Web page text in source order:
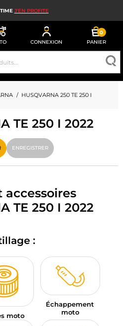
J'EN PROFITE
CONNEXION
0
PANIER
MOTO HOMME
MOTO FEMME
ET TRIAL
ET OUTILLAGE
MOTO
ET PROMO
HUSQVARNA 250 TE 250 I
TE 250 I 2022
ENREGISTRER
accessoires
TE 250 I 2022
:
moto
Échappement
moto